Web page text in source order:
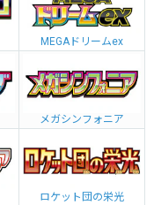
MEGAドリームex
メガシンフォニア
ロケット団の栄光